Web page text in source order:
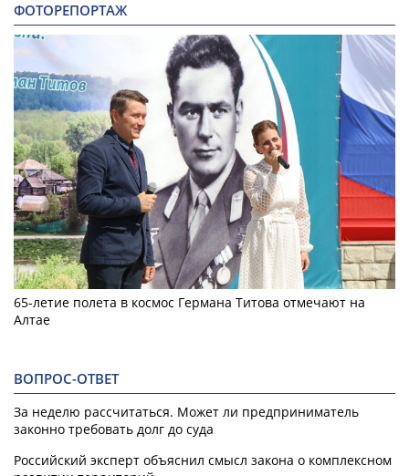
ФОТОРЕПОРТАЖ
65-летие полета в космос Германа Титова отмечают на
Алтае
ВОПРОС-ОТВЕТ
За неделю рассчитаться. Может ли предприниматель
законно требовать долг до суда
Российский эксперт объяснил смысл закона о комплексном